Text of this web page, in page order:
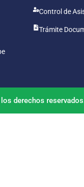
Control de
Trámite
derechos